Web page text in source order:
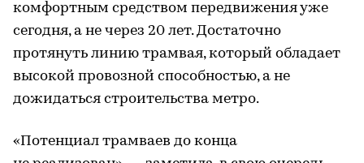
комфортным средством передвижения уже
сегодня, а не через 20 лет. Достаточно
протянуть линию трамвая, который обладает
высокой провозной способностью, а не
дожидаться строительства метро.
«Потенциал трамваев до конца